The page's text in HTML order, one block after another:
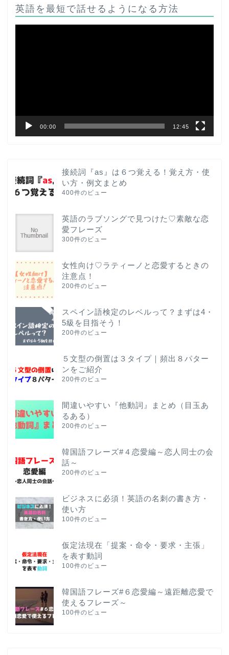
英語を最短で話せるようになる方法
00:00 12:45
接続詞『as』は６つ覚える！覚え方・使
い方・例文まとめ
400件のビュー
英語のラブソングで見つけた♡素敵な恋
愛フレーズ
300件のビュー
女性向け♡ラティーノと恋愛するときの
注意点！
200件のビュー
スペイン語検定のレベルって？まずは4・
5級を目指そう！
200件のビュー
５文型の倒置は３タイプ｜頻出８パター
ンをご紹介
200件のビュー
間違いやすい『他動詞』まとめ（目玉あ
るある）
200件のビュー
韓国語フレーズ#４恋愛編～恋人同士の会
話～
200件のビュー
ビジネスに必須！英語の名刺の書き方・
使い方
100件のビュー
仮定法現在「提案・命令・要求・主張」
を表す動詞
100件のビュー
韓国語フレーズ#６恋愛編～遠距離恋愛で
使えるフレーズ～
100件のビュー